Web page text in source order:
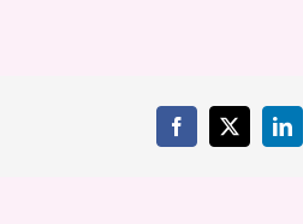
Facebook
X